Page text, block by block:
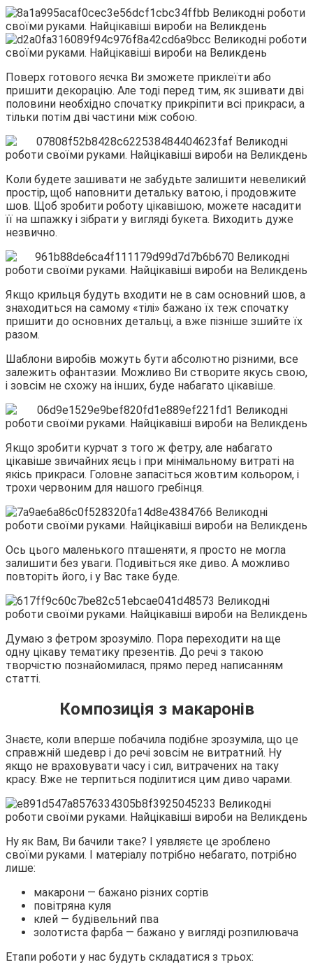
Поверх готового яєчка Ви зможете приклеїти або
пришити декорацію. Але тоді перед тим, як зшивати дві
половини необхідно спочатку прикріпити всі прикраси, а
тільки потім дві частини між собою.
Коли будете зашивати не забудьте залишити невеликий
простір, щоб наповнити детальку ватою, і продовжите
шов. Щоб зробити роботу цікавішою, можете насадити
її на шпажку і зібрати у вигляді букета. Виходить дуже
незвично.
Якщо крильця будуть входити не в сам основний шов, а
знаходиться на самому «тілі» бажано їх теж спочатку
пришити до основних детальці, а вже пізніше зшийте їх
разом.
Шаблони виробів можуть бути абсолютно різними, все
залежить офантазии. Можливо Ви створите якусь свою,
і зовсім не схожу на інших, буде набагато цікавіше.
Якщо зробити курчат з того ж фетру, але набагато
цікавіше звичайних яєць і при мінімальному витраті на
якісь прикраси. Головне запасіться жовтим кольором, і
трохи червоним для нашого гребінця.
Ось цього маленького пташеняти, я просто не могла
залишити без уваги. Подивіться яке диво. А можливо
повторіть його, і у Вас таке буде.
Думаю з фетром зрозуміло. Пора переходити на ще
одну цікаву тематику презентів. До речі з такою
творчістю познайомилася, прямо перед написанням
статті.
Композиція з макаронів
Знаєте, коли вперше побачила подібне зрозуміла, що це
справжній шедевр і до речі зовсім не витратний. Ну
якщо не враховувати часу і сил, витрачених на таку
красу. Вже не терпиться поділитися цим диво чарами.
Ну як Вам, Ви бачили таке? І уявляєте це зроблено
своїми руками. І матеріалу потрібно небагато, потрібно
лише:
макарони — бажано різних сортів
повітряна куля
клей — будівельний пва
золотиста фарба — бажано у вигляді розпилювача
Етапи роботи у нас будуть складатися з трьох: